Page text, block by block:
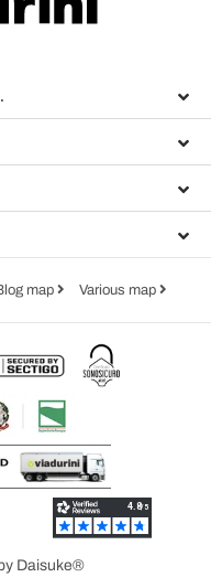
map Various map
by Daisuke®